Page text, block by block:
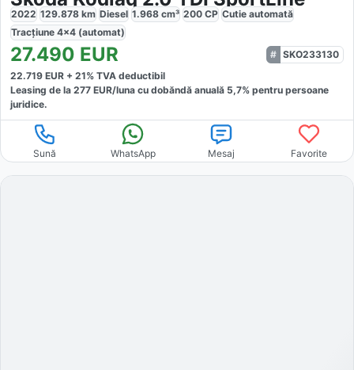
2022 129.878 km Diesel 1.968 cm³ 200 CP Cutie automată
Tracțiune 4x4 (automat)
27.490 EUR
SKO233130
22.719 EUR + 21% TVA deductibil
Leasing de la 277 EUR/luna cu dobăndă anuală 5,7% pentru persoane
juridice.
Sună WhatsApp Mesaj Favorite